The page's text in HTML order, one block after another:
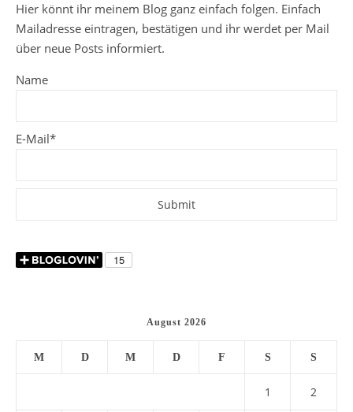
Hier könnt ihr meinem Blog ganz einfach folgen. Einfach
Mailadresse eintragen, bestätigen und ihr werdet per Mail
über neue Posts informiert.
Name
E-Mail*
August 2026
M D M D F S S
1 2